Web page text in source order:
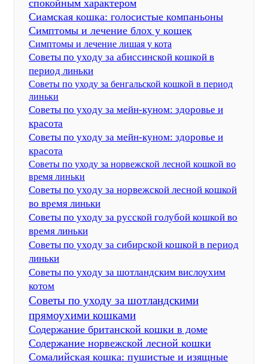
спокойным характером
Сиамская кошка: голосистые компаньоны
Симптомы и лечение блох у кошек
Симптомы и лечение лишая у кота
Советы по уходу за абиссинской кошкой в
период линьки
Советы по уходу за бенгальской кошкой в период
линьки
Советы по уходу за мейн-куном: здоровье и
красота
Советы по уходу за мейн-куном: здоровье и
красота
Советы по уходу за норвежской лесной кошкой во
время линьки
Советы по уходу за норвежской лесной кошкой
во время линьки
Советы по уходу за русской голубой кошкой во
время линьки
Советы по уходу за сибирской кошкой в период
линьки
Советы по уходу за шотландским вислоухим
котом
Советы по уходу за шотландскими
прямоухими кошками
Содержание британской кошки в доме
Содержание норвежской лесной кошки
Сомалийская кошка: пушистые и изящные